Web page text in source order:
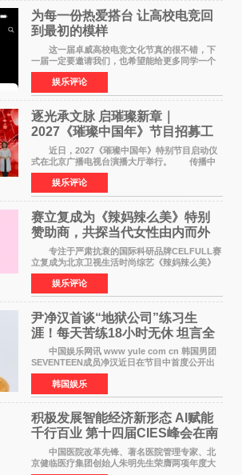
为每一份热爱搭台 让高校电竞回
到最初的模样
这一届卓威高校电竞文化节真的很不错，下
一届一定要邀请我们，也希望能给更多同学一个
来到现场的机会。 2026卓威高校电竞文化节
已经落下帷幕，在活动结束后，仍有不少高校电
竞社负责人和现
娱乐评论
逐光承文脉 启璀璨新章｜
2027《璀璨中国年》节目招募工
作圆满启动
近日，2027《璀璨中国年》特别节目启动仪
式在北京广播电视台演播大厅举行。 传播中
华优秀传统文化，弘扬纯正国风艺术，打造高规
格、高质感、正能量的文艺盛典，是璀璨中国年
矢志不渝的初心
娱乐评论
赛立复成为《辣妈辣么美》特别
赞助商，共探当代女性由内而外
活力美
专注于严肃抗衰的国际科研品牌CELFULL赛
立复成为北京卫视生活时尚综艺《辣妈辣么美》
的特别赞助商,明星辣妈袁咏仪倾情参与，向广大
都市女性传递健康生活新主张，寄语当代女性在
家庭与自我之间
娱乐评论
尹净汉首谈“地狱公司”练习生
涯！每天苦练18小时无休 坦言全
靠成员撑过来
中国娱乐网讯 www yule com cn 韩国男团
SEVENTEEN成员净汉近日在节目中首度公开出
道前的残酷练习生经历，并提及经纪公司Pledis
娱乐，引发广泛关注。 在8月2日播出的日本
TBS综艺节目《周
韩国娱乐
积极发展智能经济新形态 Al赋能
千行百业 第十四届CIES峰会在南
京盛大召开
中国医院改革先锋、著名医院管理专家、北
京健临医疗集团创始人朱明先生荣膺两项年度大